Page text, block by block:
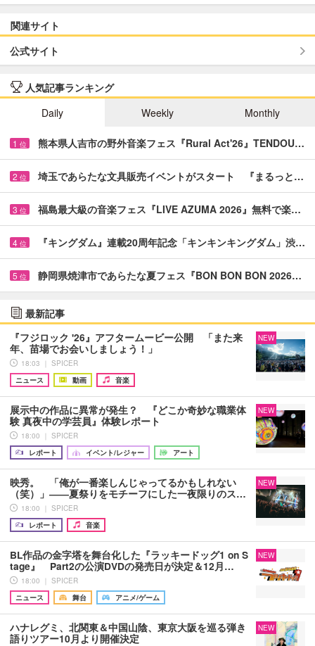
関連サイト
公式サイト
人気記事ランキング
Daily
Weekly Monthly
1 位 熊本県人吉市の野外音楽フェス『Rural Act'26』TENDOU…
2 位 埼玉であらたな文具販売イベントがスタート 『まるっと…
3 位 福島最大級の音楽フェス『LIVE AZUMA 2026』無料で楽…
4 位 『キングダム』連載20周年記念「キンキンキングダム」渋…
5 位 静岡県焼津市であらたな夏フェス『BON BON BON 2026…
最新記事
『フジロック '26』アフタームービー公開 「また来
年、苗場でお会いしましょう！」
18:03 ｜ SPICER
ニュース
動画 音楽
NEW
展示中の作品に異常が発生？ 『どこか奇妙な職業体
験 真夜中の学芸員』体験レポート
18:00 ｜ SPICER
レポート
イベント/レジャー アート
NEW
映秀。 「俺が一番楽しんじゃってるかもしれない
（笑）」――夏祭りをモチーフにした一夜限りのス…
18:00 ｜ SPICER
レポート
音楽
NEW
BL作品の金字塔を舞台化した『ラッキードッグ1 on S
tage』 Part2の公演DVDの発売日が決定＆12月…
18:00 ｜ SPICER
ニュース
舞台 アニメ/ゲーム
NEW
ハナレグミ、北関東＆中国山陰、東京大阪を巡る弾き
語りツアー10月より開催決定
NEW